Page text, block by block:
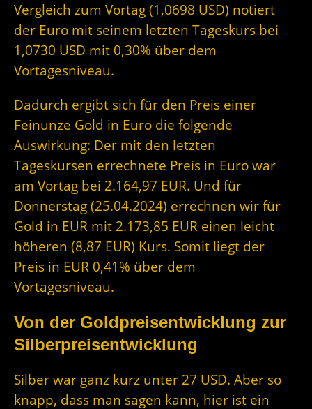
Vergleich zum Vortag (1,0698 USD) notiert
der Euro mit seinem letzten Tageskurs bei
1,0730 USD mit 0,30% über dem
Vortagesniveau.
Dadurch ergibt sich für den Preis einer
Feinunze Gold in Euro die folgende
Auswirkung: Der mit den letzten
Tageskursen errechnete Preis in Euro war
am Vortag bei 2.164,97 EUR. Und für
Donnerstag (25.04.2024) errechnen wir für
Gold in EUR mit 2.173,85 EUR einen leicht
höheren (8,87 EUR) Kurs. Somit liegt der
Preis in EUR 0,41% über dem
Vortagesniveau.
Von der Goldpreisentwicklung zur
Silberpreisentwicklung
Silber war ganz kurz unter 27 USD. Aber so
knapp, dass man sagen kann, hier ist ein